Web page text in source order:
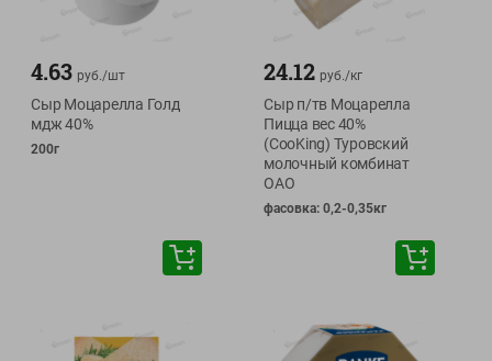
4.63 руб./шт
Сыр Моцарелла Голд
мдж 40%
200г
24.12 руб./кг
Сыр п/тв Моцарелла
Пицца вес 40%
(CooKing) Туровский
молочный комбинат
ОАО
фасовка: 0,2-0,35кг